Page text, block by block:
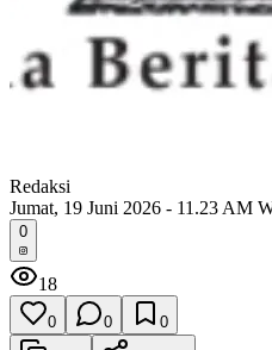
Redaksi
Jumat, 19 Juni 2026 - 11.23 AM
0
18
0 0 0